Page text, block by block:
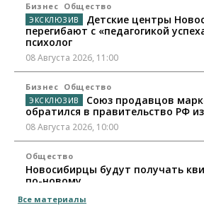
Бизнес Общество
Детские центры
перегибают с «педагогикой
психолог
08 Августа 2026, 11:00
Бизнес Общество
Союз продавцов
обратился в правительство РФ
08 Августа 2026, 10:00
Общество
Новосибирцы будут получать
по-новому
08 Августа 2026, 09:00
Все материалы